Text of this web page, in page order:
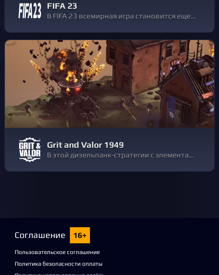
FIFA 23
В FIFA 23 всемирная игра становится еще лучше — технология HyperMotion2 обеспечивает еще большую реалистичность игрового процесса, в течение сезона в игре появятся мужской и женский FIFA World Cup™, женские команды, кроссплатформенная игра и многое другое.
Grit and Valor 1949
В этой дизельпанк-стратегии с элементами roguelite вы возглавите элитный отряд мехов в альтернативной версии Второй мировой войны. Думайте быстро, сражайтесь с силами Оси и освобождайте Европу. Улучшайте мехов и пилотов, чтобы добраться до вражеского штаба!
Соглашение 16+
Пользовательское соглашение
Политика безопасности оплаты